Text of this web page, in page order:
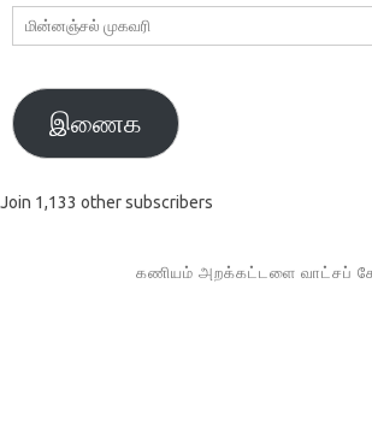
மின்னஞ்சல்
முகவரி
இணைக
Join 1,133 other subscribers
கணியம் அறக்கட்டளை வாட்சப்